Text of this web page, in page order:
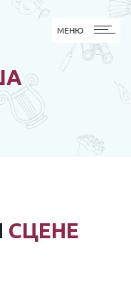
МЕНЮ
МЕНЮ
СЦЕНЕ